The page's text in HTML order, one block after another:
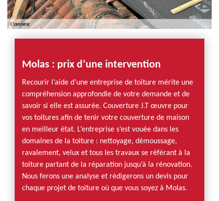
Molas : prix d’une intervention
Recourir l’aide d’une entreprise de toiture mérite une
compréhension approfondie de votre demande et de
savoir si elle est assurée. Couverture J.T œuvre pour
vos toitures afin de tenir votre couverture de maison
en meilleur état. L’entreprise s’est vouée dans les
domaines de la toiture : nettoyage, démoussage,
ravalement, velux et tous les travaux se référant à la
toiture partant de la réparation jusqu’à la rénovation.
Nous ferons une analyse et rédigerons un devis pour
chaque projet de toiture où que vous soyez à Molas.